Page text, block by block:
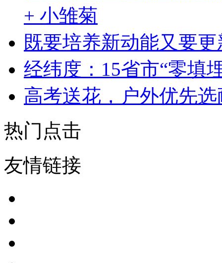
+ 小雏菊
既要培养新动能又要
经纬度：15省市“零填
高考送花，户外优先
热门点击
友情链接